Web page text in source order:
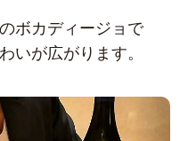
ボカディージョで
いが広がります。